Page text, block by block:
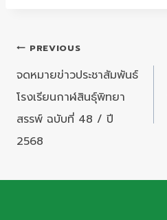
แนะแนว
เรื่อง
PREVIOUS
จดหมายข่าวประชาสัมพันธ์
โรงเรียนกาฬสินธุ์พิทยา
สรรพ์ ฉบับที่ 48 / ปี
2568